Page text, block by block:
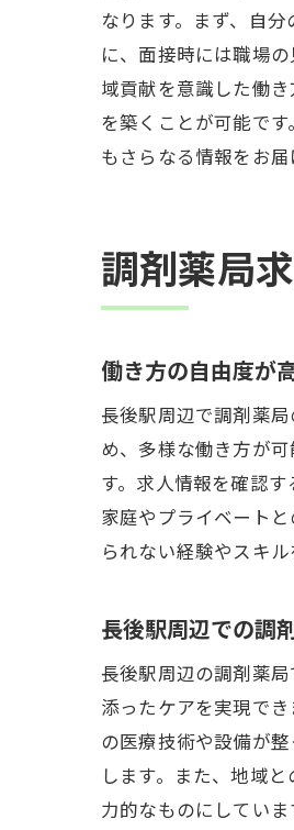
なります。まず、自
に、面接時には職場
域貢献を意識した働
を築くことが可能で
もさらなる情報をお
調剤薬局
働き方の自由度が
長後駅周辺で調剤薬
め、多様な働き方が
す。求人情報を確認
家庭やプライベート
られない経験やスキ
長後駅周辺での調
長後駅周辺の調剤薬
添ったケアを実現で
の医療技術や設備が
します。また、地域
力的なものにしていま